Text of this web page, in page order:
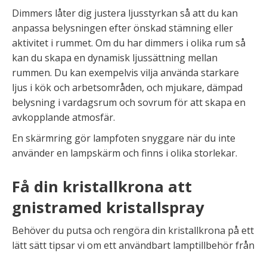
Dimmers låter dig justera ljusstyrkan så att du kan
anpassa belysningen efter önskad stämning eller
aktivitet i rummet. Om du har dimmers i olika rum så
kan du skapa en dynamisk ljussättning mellan
rummen. Du kan exempelvis vilja använda starkare
ljus i kök och arbetsområden, och mjukare, dämpad
belysning i vardagsrum och sovrum för att skapa en
avkopplande atmosfär.
En skärmring gör lampfoten snyggare när du inte
använder en lampskärm och finns i olika storlekar.
Få din kristallkrona att
gnistramed kristallspray
Behöver du putsa och rengöra din kristallkrona på ett
lätt sätt tipsar vi om ett användbart lamptillbehör från